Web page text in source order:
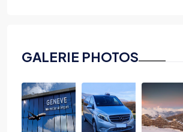
GALERIE PHOTOS